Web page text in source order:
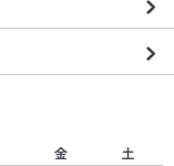
金
土